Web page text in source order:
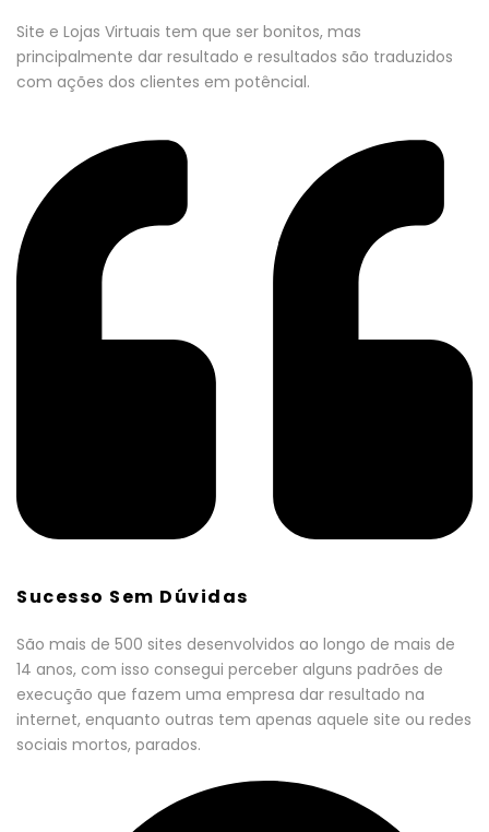
Site e Lojas Virtuais tem que ser bonitos, mas
principalmente dar resultado e resultados são traduzidos
com ações dos clientes em potêncial.
Sucesso Sem Dúvidas
São mais de 500 sites desenvolvidos ao longo de mais de
14 anos, com isso consegui perceber alguns padrões de
execução que fazem uma empresa dar resultado na
internet, enquanto outras tem apenas aquele site ou redes
sociais mortos, parados.